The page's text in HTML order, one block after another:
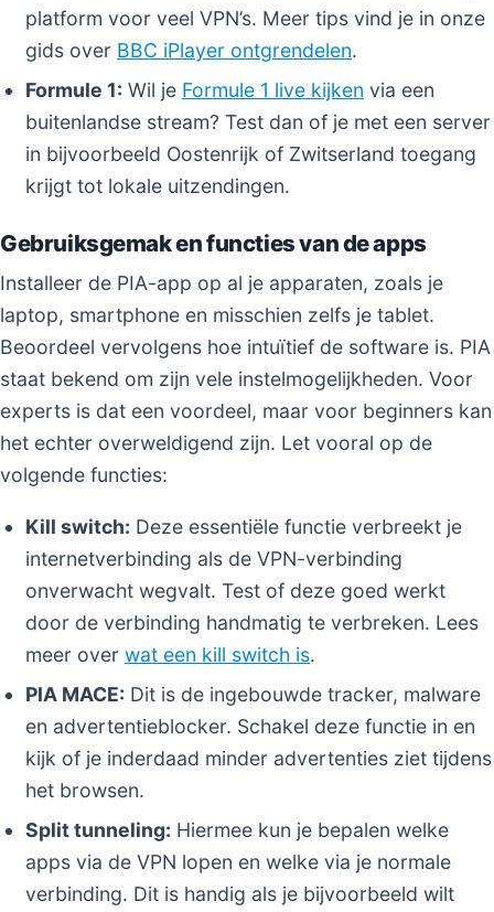
platform voor veel VPN’s. Meer tips vind je in onze
gids over BBC iPlayer ontgrendelen.
Formule 1: Wil je Formule 1 live kijken via een
buitenlandse stream? Test dan of je met een server
in bijvoorbeeld Oostenrijk of Zwitserland toegang
krijgt tot lokale uitzendingen.
Gebruiksgemak en functies van de apps
Installeer de PIA-app op al je apparaten, zoals je
laptop, smartphone en misschien zelfs je tablet.
Beoordeel vervolgens hoe intuïtief de software is. PIA
staat bekend om zijn vele instelmogelijkheden. Voor
experts is dat een voordeel, maar voor beginners kan
het echter overweldigend zijn. Let vooral op de
volgende functies:
Kill switch: Deze essentiële functie verbreekt je
internetverbinding als de VPN-verbinding
onverwacht wegvalt. Test of deze goed werkt
door de verbinding handmatig te verbreken. Lees
meer over wat een kill switch is.
PIA MACE: Dit is de ingebouwde tracker, malware
en advertentieblocker. Schakel deze functie in en
kijk of je inderdaad minder advertenties ziet tijdens
het browsen.
Split tunneling: Hiermee kun je bepalen welke
apps via de VPN lopen en welke via je normale
verbinding. Dit is handig als je bijvoorbeeld wilt